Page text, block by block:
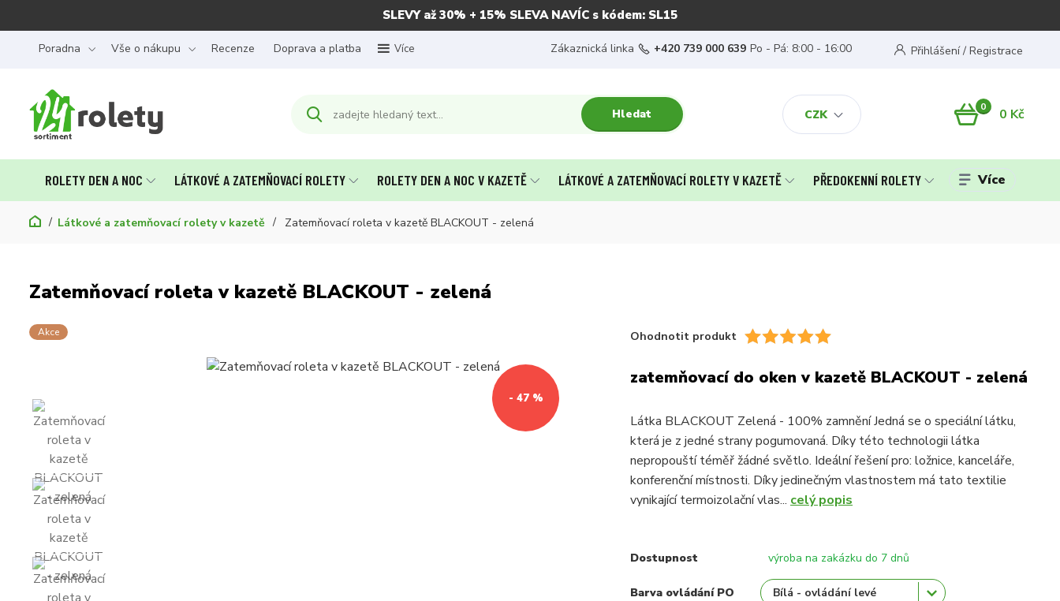
SLEVY až 30% + 15% SLEVA NAVÍC s kódem: SL15
Poradna Vše o nákupu Recenze Doprava a platba Více
CZK
Přihlášení / Registrace
Hledat
Zákaznická linka +420 739 000 639 Po - Pá: 8:00 - 16:00
0 0 Kč
ROLETY DEN A NOC LÁTKOVÉ A ZATEMŇOVACÍ ROLETY ROLETY DEN A NOC V KAZETĚ LÁTKOVÉ A ZATEMŇOVACÍ ROLETY V KAZETĚ PŘEDOKENNÍ ROLETY Více
Látkové a zatemňovací rolety v kazetě Zatemňovací roleta v kazetě BLACKOUT - zelená
Zatemňovací roleta v kazetě BLACKOUT - zelená
Akce
- 47 %
Ohodnotit produkt
zatemňovací do oken v kazetě BLACKOUT - zelená
Látka BLACKOUT Zelená - 100% zamnění Jedná se o speciální látku,
která je z jedné strany pogumovaná. Díky této technologii látka
nepropouští téměř žádné světlo. Ideální řešení pro: ložnice, kanceláře,
konferenční místnosti. Díky jedinečným vlastnostem má tato textilie
vynikající termoizolační vlas... celý popis
Dostupnost výroba na zakázku do 7 dnů
Barva ovládání PO